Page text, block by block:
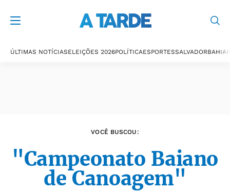
ÚLTIMAS NOTÍCIASELEIÇÕES 2026POLÍTICAESPORTESSALVADORBAHIA
VOCÊ BUSCOU:
"Campeonato Baiano
de Canoagem"